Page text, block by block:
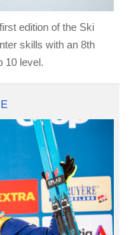
edition of the Ski
skills with an 8th
10 level.